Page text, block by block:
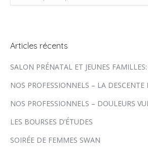
Articles récents
SALON PRÉNATAL ET JEUNES
NOS PROFESSIONNELS – LA DESCENTE
NOS PROFESSIONNELS – DOULEURS
LES BOURSES D’ÉTUDES
SOIRÉE DE FEMMES SWAN